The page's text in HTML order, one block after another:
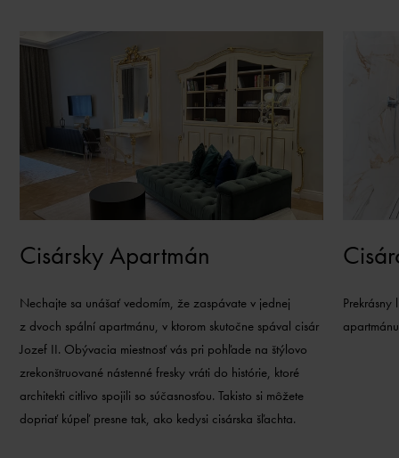
Cisársky Apartmán
Nechajte sa unášať vedomím, že zaspávate v jednej
z dvoch spální apartmánu, v ktorom skutočne spával cisár
Jozef II. Obývacia miestnosť vás pri pohľade na štýlovo
zrekonštruované nástenné fresky vráti do histórie, ktoré
architekti citlivo spojili so súčasnosťou. Takisto si môžete
dopriať kúpeľ presne tak, ako kedysi cisárska šľachta.
Prekrásny